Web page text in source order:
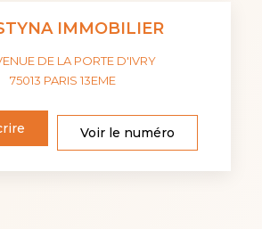
IMMOBILIER
DE LA PORTE D'IVRY
75013 PARIS 13EME
Voir le numéro